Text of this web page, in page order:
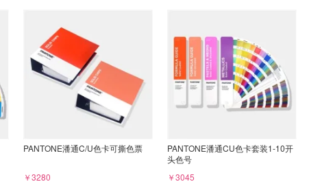
PANTONE潘通C/U色卡可撕色票
￥3280
PANTONE潘通CU色卡套装1-10开
头色号
￥3045